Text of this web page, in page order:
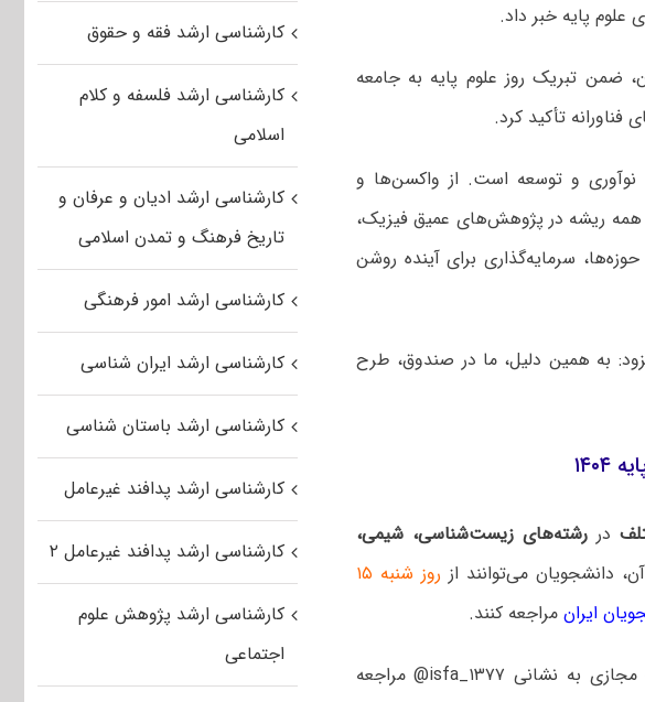
علوم پایه خبر داد.
ضمن تبریک روز علوم پایه به جامعه
تأکید کرد.
نوآوری و توسعه است. از واکسن‌ها و
ریشه در پژوهش‌های عمیق فیزیک،
سرمایه‌گذاری برای آینده روشن
به همین دلیل، ما در صندوق، طرح
دررشته‌های زیست‌شناسی، شیمی،
دانشجویان می‌توانند از
روز شنبه ۱۵
ایرانمراجعه کنند.
علاقه‌مندان برای کسب اطلاعات بیشتر می‌توانند به صفحات مجازی به نشانی isfa_۱۳۷۷@ مراجعه
کارشناسی ارشد فقه و حقوق
کارشناسی ارشد فلسفه و کلام
اسلامی
کارشناسی ارشد ادیان و عرفان و
تاریخ فرهنگ و تمدن اسلامی
کارشناسی ارشد امور فرهنگی
کارشناسی ارشد ایران شناسی
کارشناسی ارشد باستان شناسی
کارشناسی ارشد پدافند غیرعامل
کارشناسی ارشد پدافند غیرعامل ۲
کارشناسی ارشد پژوهش علوم
اجتماعی